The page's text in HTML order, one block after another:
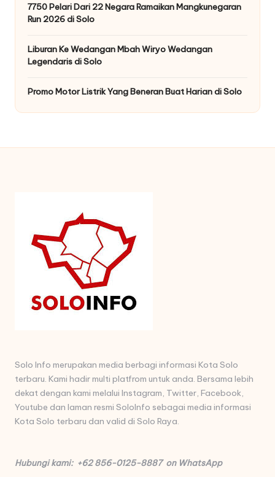
7750 Pelari Dari 22 Negara Ramaikan Mangkunegaran
Run 2026 di Solo
Liburan Ke Wedangan Mbah Wiryo Wedangan
Legendaris di Solo
Promo Motor Listrik Yang Beneran Buat Harian di Solo
Solo Info merupakan media berbagi informasi Kota Solo
terbaru. Kami hadir multi platfrom untuk anda. Bersama lebih
dekat dengan kami melalui Instagram, Twitter, Facebook,
Youtube dan laman resmi SoloInfo sebagai media informasi
Kota Solo terbaru dan valid di Solo Raya.
Hubungi kami: +62 856-0125-8887 on WhatsApp